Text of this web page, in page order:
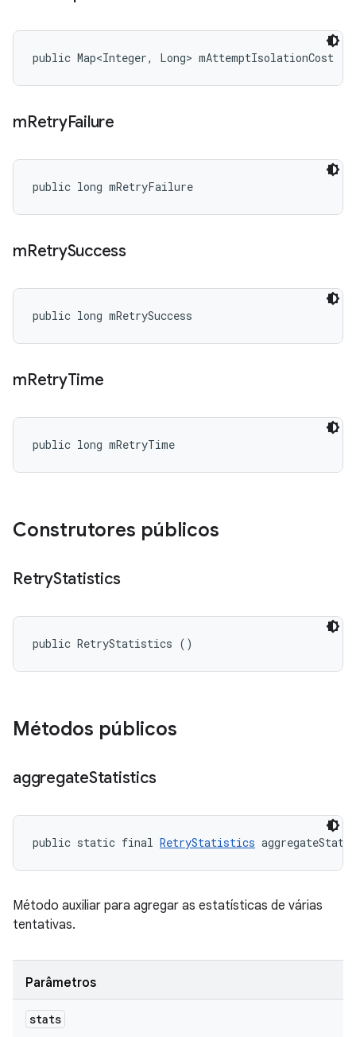
public Map<Integer, Long> mAttemptIsolationCost
mRetryFailure
public long mRetryFailure
mRetrySuccess
public long mRetrySuccess
mRetryTime
public long mRetryTime
Construtores públicos
RetryStatistics
public RetryStatistics ()
Métodos públicos
aggregateStatistics
public static final RetryStatistics
Método auxiliar para agregar as estatísticas de várias
tentativas.
Parâmetros
stats